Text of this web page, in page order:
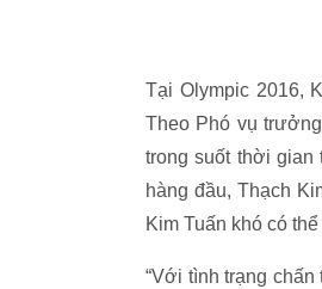
Tại Olympic 2016,
Theo Phó vụ
trong suốt thời
hàng đầu, Thạch
Kim Tuấn khó có
“Với tình trạng